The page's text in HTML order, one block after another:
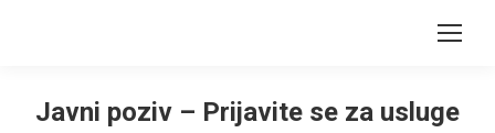
Javni poziv – Prijavite se za usluge